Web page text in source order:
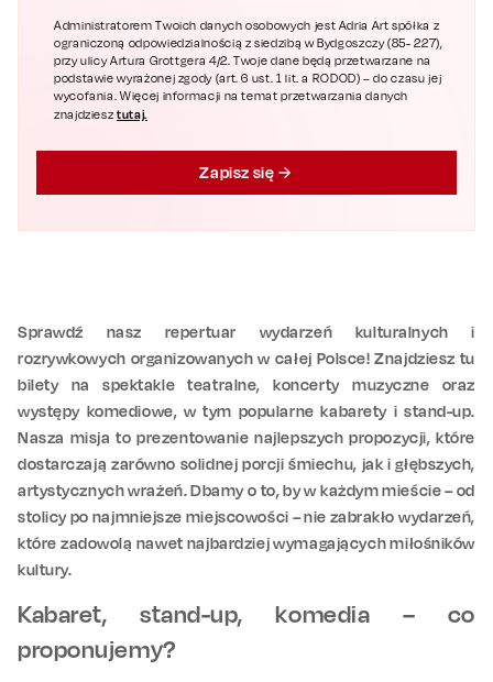
Administratorem Twoich danych osobowych jest Adria Art spółka z
ograniczoną odpowiedzialnością z siedzibą w Bydgoszczy (85- 227),
przy ulicy Artura Grottgera 4/2. Twoje dane będą przetwarzane na
podstawie wyrażonej zgody (art. 6 ust. 1 lit. a RODOD) – do czasu jej
wycofania. Więcej informacji na temat przetwarzania danych
znajdziesztutaj.
Zapisz się
Sprawdź nasz repertuar wydarzeń kulturalnych i
rozrywkowych organizowanych w całej Polsce! Znajdziesz tu
bilety na spektakle teatralne, koncerty muzyczne oraz
występy komediowe, w tym popularne kabarety i stand-up.
Nasza misja to prezentowanie najlepszych propozycji, które
dostarczają zarówno solidnej porcji śmiechu, jak i głębszych,
artystycznych wrażeń. Dbamy o to, by w każdym mieście – od
stolicy po najmniejsze miejscowości – nie zabrakło wydarzeń,
które zadowolą nawet najbardziej wymagających miłośników
kultury.
Kabaret, stand-up, komedia – co
proponujemy?